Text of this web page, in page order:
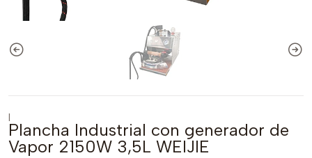
|
Plancha Industrial con generador de
Vapor 2150W 3,5L WEIJIE